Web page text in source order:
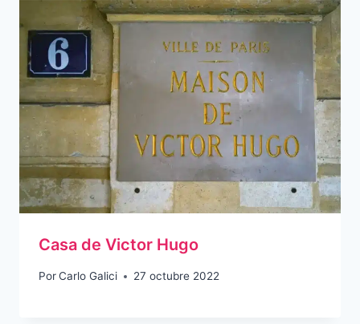
Casa de Victor Hugo
PorCarlo Galici 27 octubre 2022